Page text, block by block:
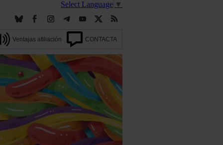
Select Language ▼
Ventajas afiliación CONTACTA